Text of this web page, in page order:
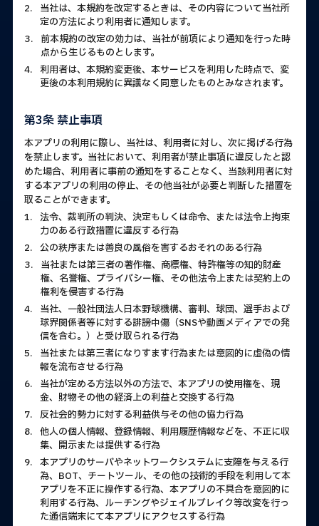
2. 当社は、本規約を改定するときは、その内容について当社所
定の方法により利用者に通知します。
3. 前本規約の改定の効力は、当社が前項により通知を行った時
点から生じるものとします。
4. 利用者は、本規約変更後、本サービスを利用した時点で、変
更後の本利用規約に異議なく同意したものとみなされます。
第3条 禁止事項
本アプリの利用に際し、当社は、利用者に対し、次に掲げる行為
を禁止します。当社において、利用者が禁止事項に違反したと認
めた場合、利用者に事前の通知をすることなく、当該利用者に対
する本アプリの利用の停止、その他当社が必要と判断した措置を
取ることができます。
1. 法令、裁判所の判決、決定もしくは命令、または法令上拘束
力のある行政措置に違反する行為
2. 公の秩序または善良の風俗を害するおそれのある行為
3. 当社または第三者の著作権、商標権、特許権等の知的財産
権、名誉権、プライバシー権、その他法令上または契約上の
権利を侵害する行為
4. 当社、一般社団法人日本野球機構、審判、球団、選手および
球界関係者等に対する誹謗中傷（SNSや動画メディアでの発
信を含む。）と受け取られる行為
5. 当社または第三者になりすます行為または意図的に虚偽の情
報を流布させる行為
6. 当社が定める方法以外の方法で、本アプリの使用権を、現
金、財物その他の経済上の利益と交換する行為
7. 反社会的勢力に対する利益供与その他の協力行為
8. 他人の個人情報、登録情報、利用履歴情報などを、不正に収
集、開示または提供する行為
9. 本アプリのサーバやネットワークシステムに支障を与える行
為、BOT、チートツール、その他の技術的手段を利用して本
アプリを不正に操作する行為、本アプリの不具合を意図的に
利用する行為、ルーチングやジェイルブレイク等改変を行っ
た通信端末にて本アプリにアクセスする行為